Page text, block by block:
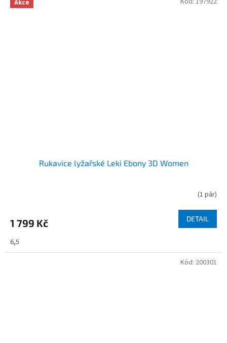
Akce
Rukavice lyžařské Leki Ebony 3D Women
(1 pár)
1 799 Kč DETAIL
6,5
Kód: 200301